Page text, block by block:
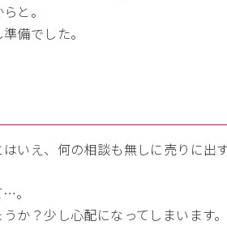
と。
備でした。
いえ、何の相談も無しに売りに出
。
か？少し心配になってしまいます。